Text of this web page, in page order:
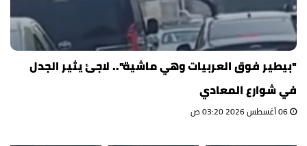
"بيطير فوق العربيات وهي ماشية".. لاجئ يثير الجدل
في شوارع المعادي